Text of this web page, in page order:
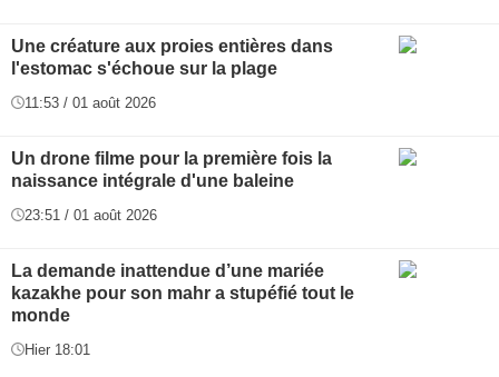
Une créature aux proies entières dans
l'estomac s'échoue sur la plage
11:53 / 01 août 2026
Un drone filme pour la première fois la
naissance intégrale d'une baleine
23:51 / 01 août 2026
La demande inattendue d’une mariée
kazakhe pour son mahr a stupéfié tout le
monde
Hier 18:01